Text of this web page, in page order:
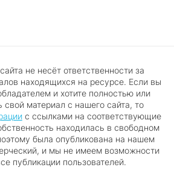
не несёт ответственности за
находящихся на ресурсе. Если вы
и хотите полностью или
свой материал с нашего сайта, то
с ссылками на соответствующие
находилась в свободном
была опубликована на нашем
и мы не имеем возможности
публикации пользователей.